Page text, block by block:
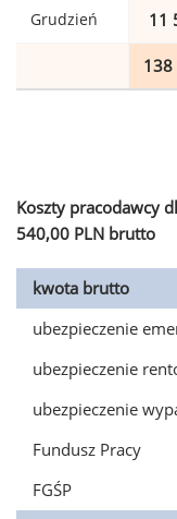
Grudzień 11
138
Koszty pracodawcy
540,00 PLN brutto
kwota brutto
ubezpieczenie
ubezpieczenie
ubezpieczenie
Fundusz Pracy
FGŚP